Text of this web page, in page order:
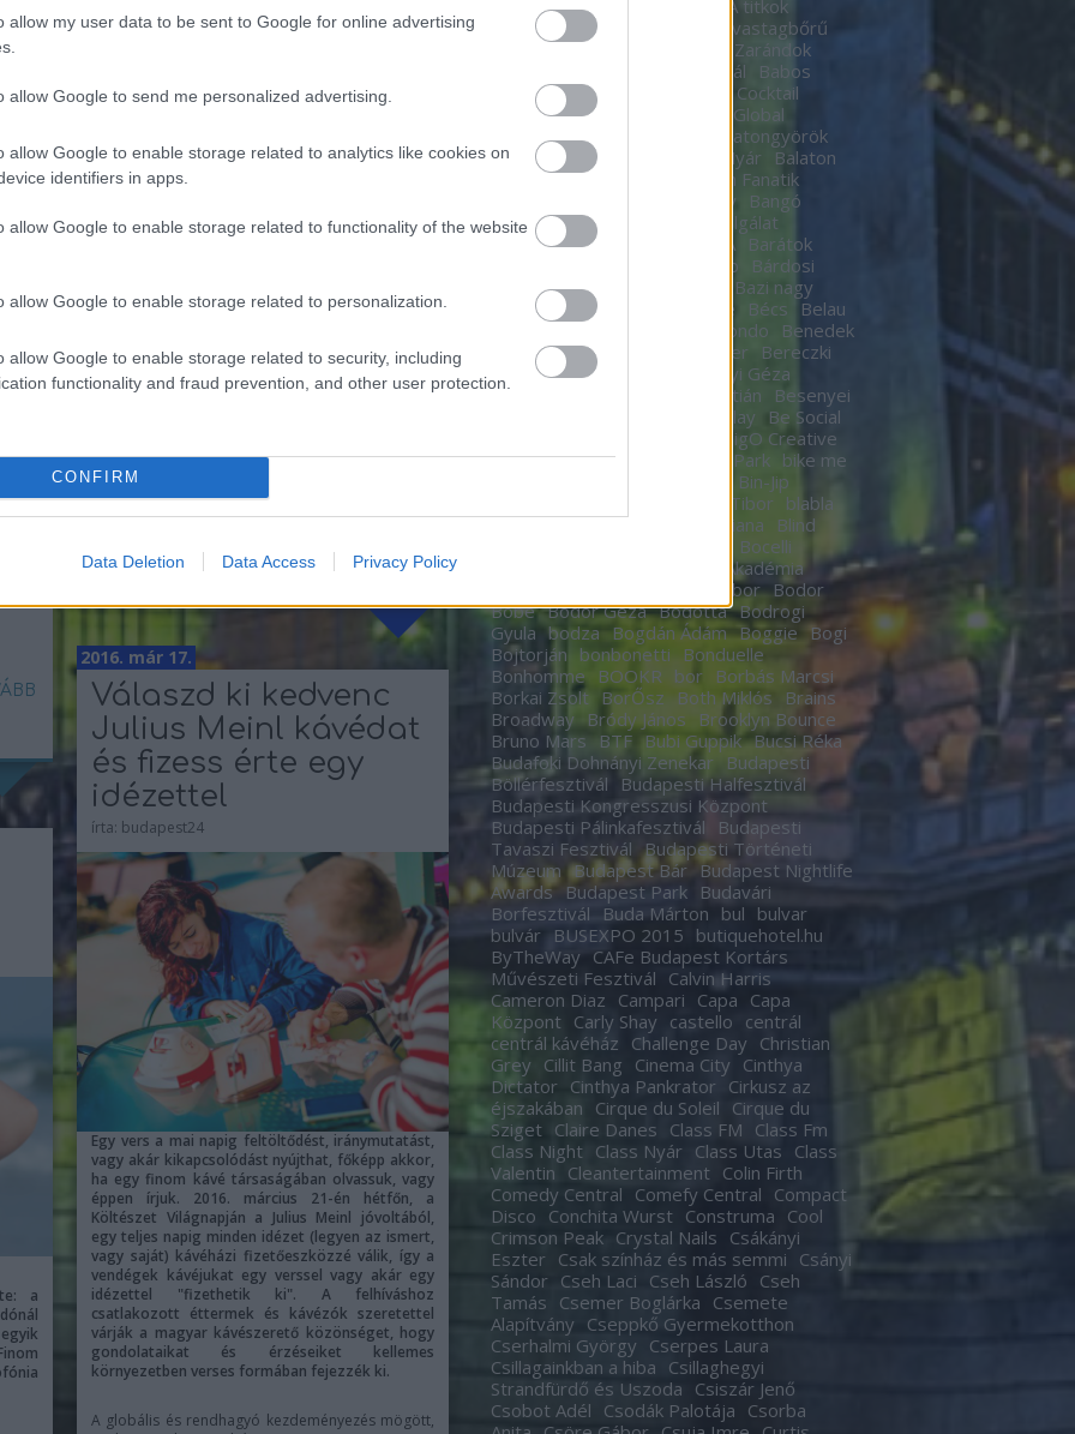
allow my user data to be sent to Google for online advertising
allow Google to send me personalized advertising.
allow Google to enable storage related to analytics like cookies on
identifiers in apps.
allow Google to enable storage related to functionality of the website
allow Google to enable storage related to personalization.
allow Google to enable storage related to security, including
functionality and fraud prevention, and other user protection.
CONFIRM
Data Deletion Data Access Privacy Policy
Március 19-én egy órára sötétbe borul Budapest a
azoknak az eseményeknek, amelyek a
fenntartható fejlődés és a környezetvédelem
színesítik. A Nemzeti Filharmonikus Zenekar esti
csak zongora-világítással fogja eljátszani.
Mindazok, akik személyesen nem tudnak jelen
2016. már 17.
Válaszd ki kedvenc
Julius Meinl kávédat
és fizess érte egy
idézettel
írta: budapest24
Egy vers a mai napig feltöltődést, iránymutatást,
vagy akár kikapcsolódást nyújthat, főképp akkor,
ha egy finom kávé társaságában olvassuk, vagy
éppen írjuk. 2016. március 21-én hétfőn, a
Költészet Világnapján a Julius Meinl jóvoltából,
egy teljes napig minden idézet (legyen az ismert,
vagy saját) kávéházi fizetőeszközzé válik, így a
vendégek kávéjukat egy verssel vagy akár egy
idézettel "fizethetik ki". A felhíváshoz
csatlakozott éttermek és kávézók szeretettel
várják a magyar kávészerető közönséget, hogy
gondolataikat és érzéseiket kellemes
környezetben verses formában fejezzék ki.
A globális és rendhagyó kezdeményezés mögött,
a
A
Bill
A
és
az
a
A templomos lovagok
A titkok
könyvtára
A torony hősei
A vastagbőrű
mimóza A vörös oroszlán
A Zarándok
B.my.Lake Fesztivál
Babos
Tímea baby
Bacardí Legacy Cocktail
Competition
Bacardí Legacy Global
Bakelit Balance
Balatongyörök
Balatoni Hacacáré
Balatoni Nyár
Balaton
Balázsy Panna
Balkán Fanatik
Baló György
Bangó
Margit Baptista Szeretetszolgálat
BARACKOS BUBORÉKTORTA Barátok
Barba Negra Music Club
Bárdosi
Sándor Bartendaz Hungary
Bazi nagy
francia lagzik
Bebe Bécs
Belau
Belmondo
Benedek
Ben Kingsley Ben Stiller
Bereczki
Zoltán Berek Kati
Bereményi Géza
Bereznay Tamás
Berki Krisztián
Besenyei
Betty Barclay
Be Social
BigO Creative
Studio Big Time Rush Bikás Park bike me
Bin-Jip
Bitskey Tibor blabla
Black Nail Cabaret
Blahalouisiana
Blind
Bocelli
Bocus D’Or Akadémia
Bödőcs Tibor Bodor
Böbe Bodor Géza Bódottá Bodrogi
Gyula bodza Bogdán Ádám Boggie
Bogi
Bojtorján bonbonetti
Bonduelle
Bonhomme
BOOKR bor
Borbás Marcsi
Borkai Zsolt BorŐsz Both Miklós
Brains
Broadway
Bródy János
Brooklyn Bounce
Bruno Mars
BTF Bubi Guppik Bucsi Réka
Budafoki Dohnányi Zenekar
Budapesti
Böllérfesztivál
Budapesti Halfesztivál
Budapesti Kongresszusi Központ
Budapesti Pálinkafesztivál
Budapesti
Tavaszi Fesztivál Budapesti Történeti
Múzeum Budapest Bár Budapest Nightlife
Awards Budapest Park Budavári
Borfesztivál
Buda Márton bul bulvar
bulvár
BUSEXPO 2015 butiquehotel.hu
ByTheWay CAFe Budapest Kortárs
Művészeti Fesztivál Calvin Harris
Cameron Diaz Campari Capa Capa
Központ Carly Shay castello centrál
centrál kávéház Challenge Day Christian
Grey Cillit Bang Cinema City Cinthya
Dictator Cinthya Pankrator Cirkusz az
éjszakában Cirque du Soleil Cirque du
Sziget Claire Danes Class FM Class Fm
Class Night Class Nyár Class Utas Class
Valentin Cleantertainment Colin Firth
Comedy Central Comefy Central Compact
Disco Conchita Wurst Construma Cool
Crimson Peak Crystal Nails Csákányi
Eszter Csak színház és más semmi Csányi
Sándor Cseh Laci Cseh László Cseh
Tamás Csemer Boglárka Csemete
Alapítvány Cseppkő Gyermekotthon
Cserhalmi György Cserpes Laura
Csillagainkban a hiba Csillaghegyi
Strandfürdő és Uszoda Csiszár Jenő
Csobot Adél Csodák Palotája Csorba